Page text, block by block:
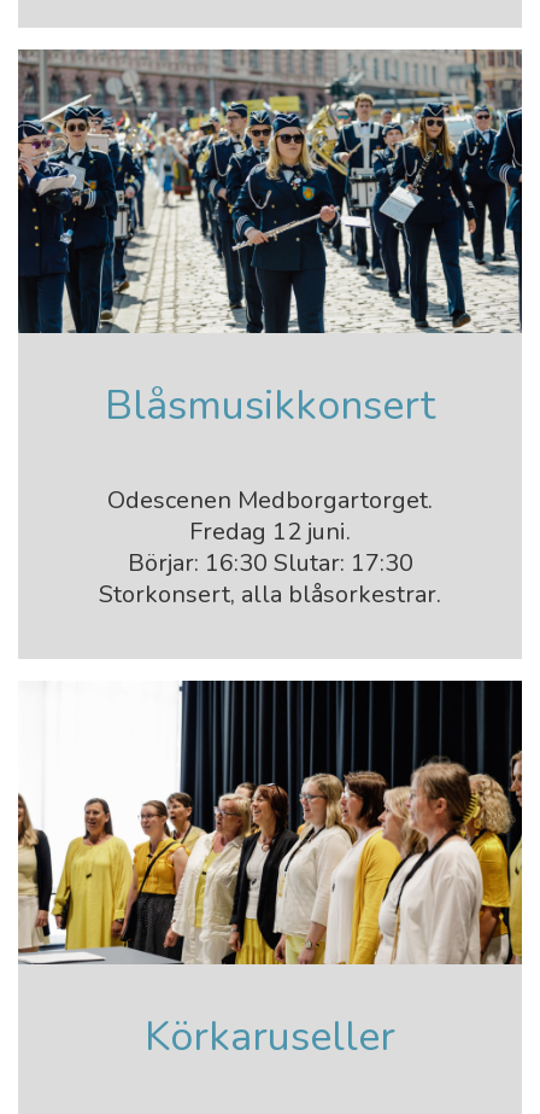
Blåsmusikkonsert
Odescenen Medborgartorget.
Fredag 12 juni.
Börjar: 16:30 Slutar: 17:30
Storkonsert, alla blåsorkestrar.
Körkaruseller